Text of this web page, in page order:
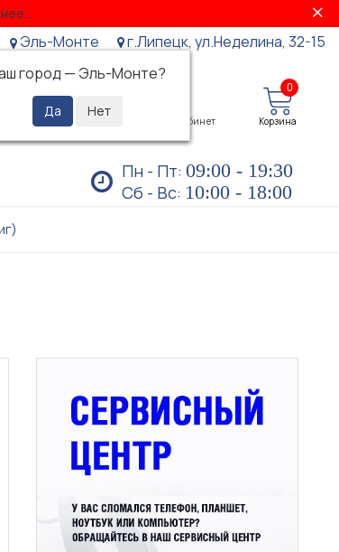
Эль-Монте
город — Эль-Монте?
г.Липецк, ул.Неделина, 32-15
Просмотренные Личный кабинет
0
Корзина
Пн - Пт: 09:00 - 19:30
Сб - Вс: 10:00 - 18:00